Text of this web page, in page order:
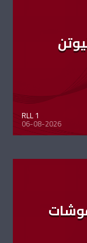
RLL 1
06-08-2026